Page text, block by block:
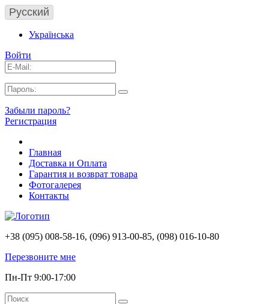
Русский
Українська
Войти
Забыли пароль?
Регистрация
Главная
Доставка и Оплата
Гарантия и возврат товара
Фотогалерея
Контакты
+38 (095) 008-58-16, (096) 913-00-85, (098) 016-10-80
Перезвоните мне
Пн-Пт 9:00-17:00